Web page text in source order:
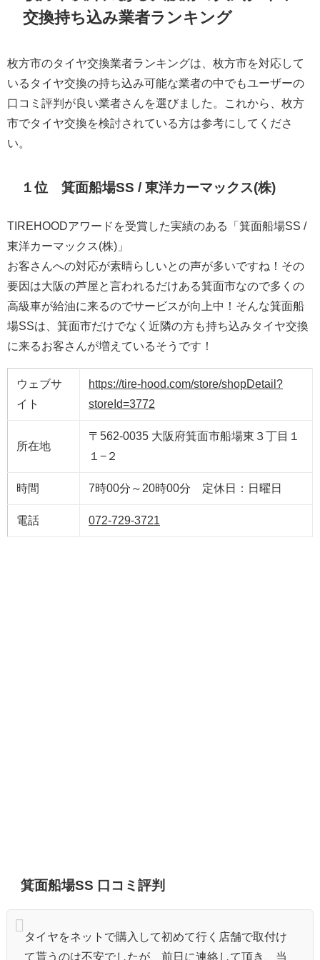
交換持ち込み業者ランキング
枚方市のタイヤ交換業者ランキングは、枚方市を対応して
いるタイヤ交換の持ち込み可能な業者の中でもユーザーの
口コミ評判が良い業者さんを選びました。これから、枚方
市でタイヤ交換を検討されている方は参考にしてくださ
い。
１位 箕面船場SS / 東洋カーマックス(株)
TIREHOODアワードを受賞した実績のある「箕面船場SS /
東洋カーマックス(株)」
お客さんへの対応が素晴らしいとの声が多いですね！その
要因は大阪の芦屋と言われるだけある箕面市なので多くの
高級車が給油に来るのでサービスが向上中！そんな箕面船
場SSは、箕面市だけでなく近隣の方も持ち込みタイヤ交換
に来るお客さんが増えているそうです！
ウェブサ
イト
https://tire-hood.com/store/shopDetail?
storeId=3772
所在地
〒562-0035 大阪府箕面市船場東３丁目１
１−２
時間 7時00分～20時00分 定休日：日曜日
電話 072-729-3721
箕面船場SS 口コミ評判
タイヤをネットで購入して初めて行く店舗で取付け
て貰うのは不安でしたが、前日に連絡して頂き、当